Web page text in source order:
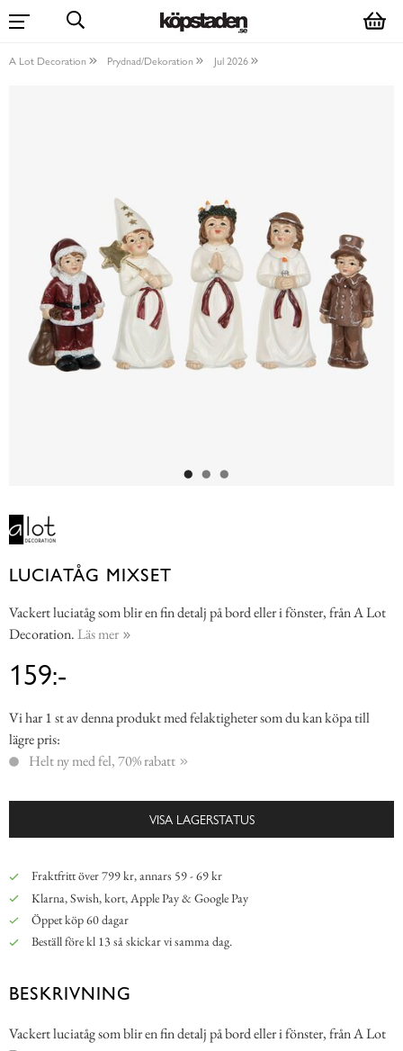
A Lot Decoration Prydnad/Dekoration Jul 2026
LUCIATÅG MIXSET
Vackert luciatåg som blir en fin detalj på bord eller i fönster, från A Lot
Decoration. Läs mer
159:-
Vi har 1 st av denna produkt med felaktigheter som du kan köpa till
lägre pris:
Helt ny med fel, 70% rabatt
VISA LAGERSTATUS
Fraktfritt över 799 kr, annars 59 - 69 kr
Klarna, Swish, kort, Apple Pay & Google Pay
Öppet köp 60 dagar
Beställ före kl 13 så skickar vi samma dag.
BESKRIVNING
Vackert luciatåg som blir en fin detalj på bord eller i fönster, från A Lot